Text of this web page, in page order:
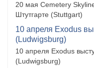
20 мая Cemetery
Штутгарте (Stuttgart)
10 апреля Exodus
(Ludwigsburg)
10 апреля Exodus
(Ludwigsburg)